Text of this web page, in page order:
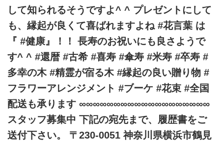
して知られるそうですよ^ ^ プレゼントにして
も、縁起が良くて喜ばれますよね #花言葉 は
『 #健康』！！ 長寿のお祝いにも良さようで
す^ ^ #還暦 #古希 #喜寿 #傘寿 #米寿 #卒寿 #
多幸の木 #精霊が宿る木 #縁起の良い贈り物 #
フラワーアレンジメント #ブーケ #花束 #全国
配送も承ります ∞∞∞∞∞∞∞∞∞∞∞∞∞∞∞∞∞∞∞
スタッフ募集中 下記の宛先まで、履歴書をご
送付下さい。 〒230-0051 神奈川県横浜市鶴見